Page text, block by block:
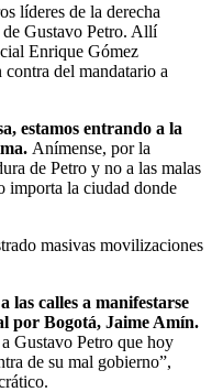
líderes de la derecha
Gustavo Petro. Allí
Enrique Gómez
del mandatario a
estamos entrando a la
Anímense, por la
de Petro y no a las malas
importa la ciudad donde
masivas movilizaciones
las calles a manifestarse
por Bogotá, Jaime Amín.
Gustavo Petro que hoy
de su mal gobierno”,